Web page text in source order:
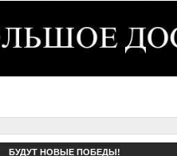
БУДУТ НОВЫЕ ПОБЕДЫ!